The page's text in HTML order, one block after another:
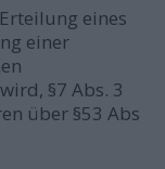
eines
einer
§7 Abs. 3
über §53 Abs